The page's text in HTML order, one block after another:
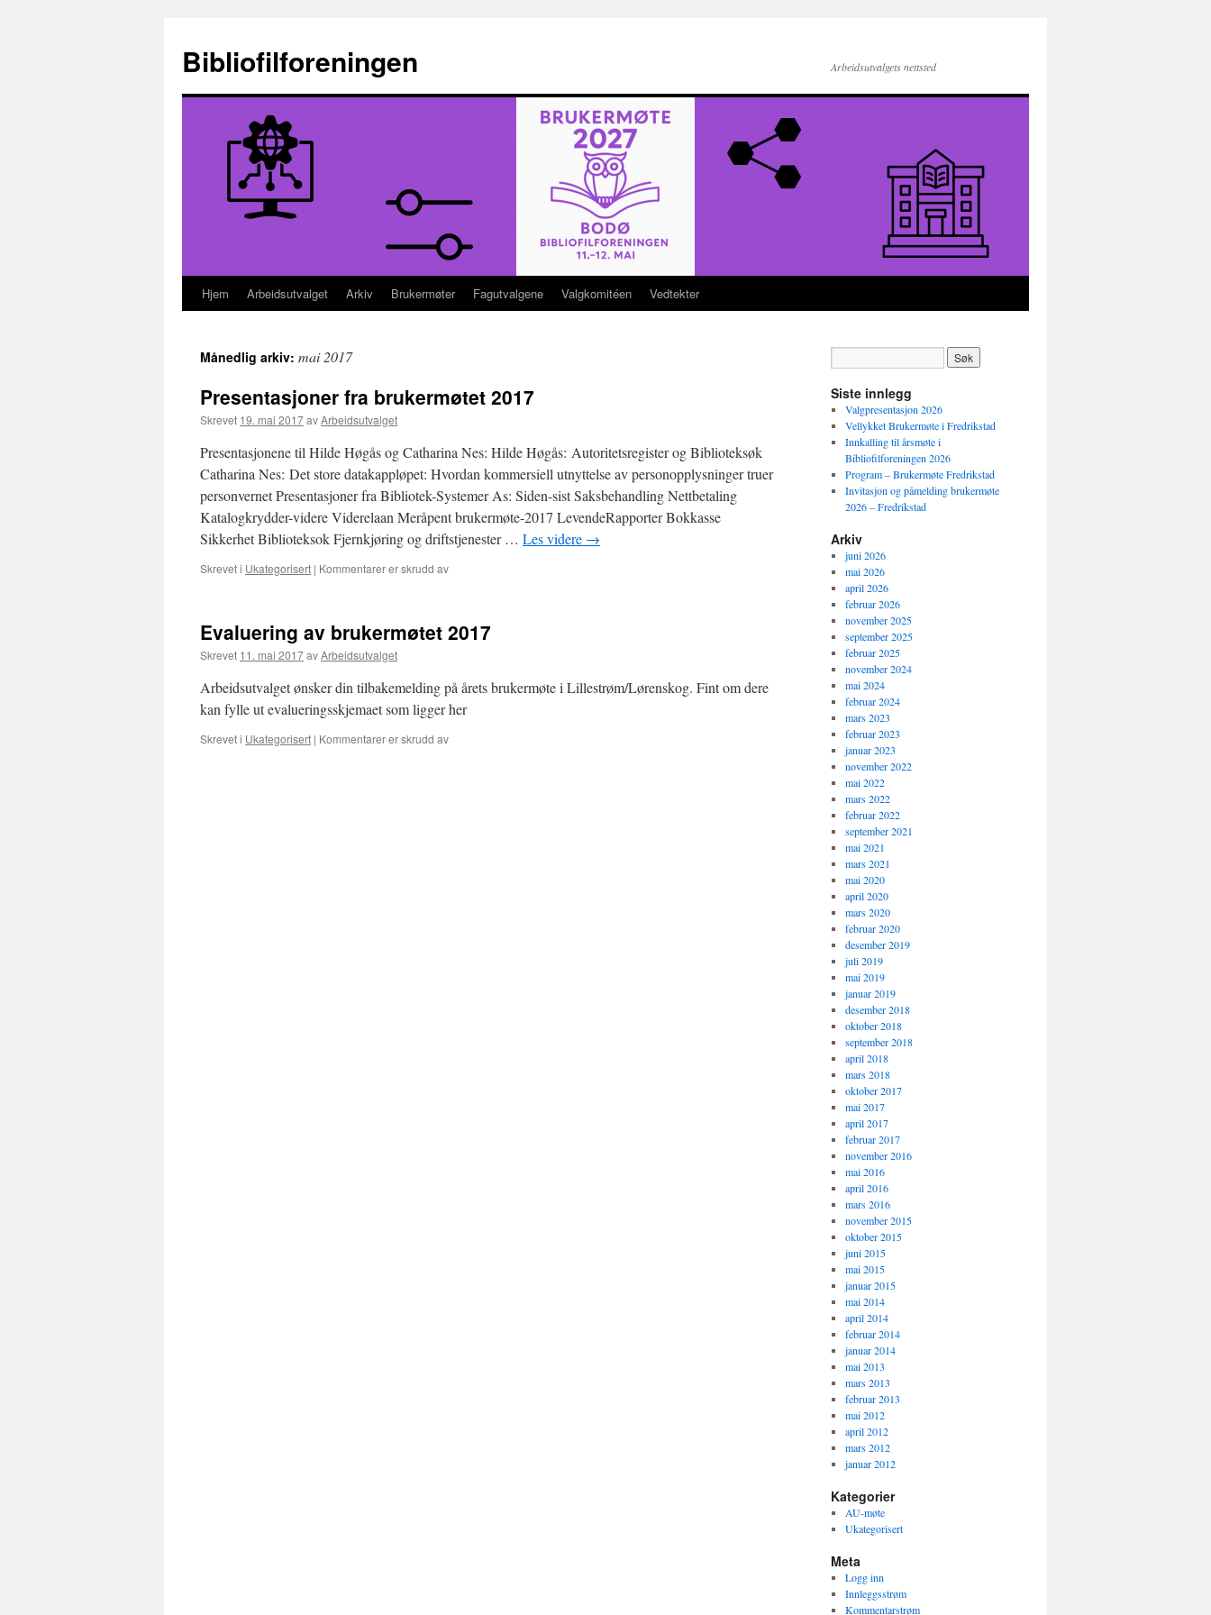
innhold
Bibliofilforeningen Arbeidsutvalgets nettsted
Hjem Arbeidsutvalget Arkiv Brukermøter Fagutvalgene Valgkomitéen Vedtekter
Månedlig arkiv: mai 2017
Presentasjoner fra brukermøtet 2017
Skrevet 19. mai 2017avArbeidsutvalget
Presentasjonene til Hilde Høgås og Catharina Nes: Hilde Høgås: Autoritetsregister og Biblioteksøk
Catharina Nes: Det store datakappløpet: Hvordan kommersiell utnyttelse av personopplysninger truer
personvernet Presentasjoner fra Bibliotek-Systemer As: Siden-sist Saksbehandling Nettbetaling
Katalogkrydder-videre Viderelaan Meråpent brukermøte-2017 LevendeRapporter Bokkasse
Sikkerhet Biblioteksok Fjernkjøring og driftstjenester … Les videre →
Skrevet i Ukategorisert | Kommentarer er skrudd avfor
2017
Evaluering av brukermøtet 2017
Skrevet 11. mai 2017avArbeidsutvalget
Arbeidsutvalget ønsker din tilbakemelding på årets brukermøte i Lillestrøm/Lørenskog. Fint om dere
kan fylle ut evalueringsskjemaet som ligger her
Skrevet i Ukategorisert | Kommentarer er skrudd avfor
Siste innlegg
Valgpresentasjon 2026
Vellykket Brukermøte i Fredrikstad
Innkalling til årsmøte i
Bibliofilforeningen 2026
Program – Brukermøte Fredrikstad
Invitasjon og påmelding brukermøte
2026 – Fredrikstad
Arkiv
juni 2026
mai 2026
april 2026
februar 2026
november 2025
september 2025
februar 2025
november 2024
mai 2024
februar 2024
mars 2023
februar 2023
januar 2023
november 2022
mai 2022
mars 2022
februar 2022
september 2021
mai 2021
mars 2021
mai 2020
april 2020
mars 2020
februar 2020
desember 2019
juli 2019
mai 2019
januar 2019
desember 2018
oktober 2018
september 2018
april 2018
mars 2018
oktober 2017
mai 2017
april 2017
februar 2017
november 2016
mai 2016
april 2016
mars 2016
november 2015
oktober 2015
juni 2015
mai 2015
januar 2015
mai 2014
april 2014
februar 2014
januar 2014
mai 2013
mars 2013
februar 2013
mai 2012
april 2012
mars 2012
januar 2012
Kategorier
AU-møte
Ukategorisert
Meta
Logg inn
Innleggsstrøm
Kommentarstrøm